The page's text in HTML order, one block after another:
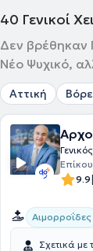
40 Γενικοί
Δεν βρέθηκαν
Νέο Ψυχικό,
Αττική
9.9|
Αιμορροΐδες
Σχετικά με